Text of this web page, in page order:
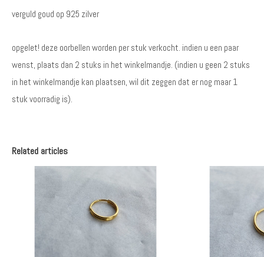
verguld goud op 925 zilver
opgelet! deze oorbellen worden per stuk verkocht. indien u een paar
wenst, plaats dan 2 stuks in het winkelmandje. (indien u geen 2 stuks
in het winkelmandje kan plaatsen, wil dit zeggen dat er nog maar 1
stuk voorradig is).
Related articles